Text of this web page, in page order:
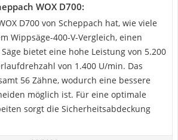
WOX D700:
D700 von Scheppach hat, wie viele
Wippsäge-400-V-Vergleich, einen
bietet eine hohe Leistung von 5.200
von 1.400 U/min. Das
56 Zähne, wodurch eine bessere
möglich ist. Für eine optimale
sorgt die Sicherheitsabdeckung